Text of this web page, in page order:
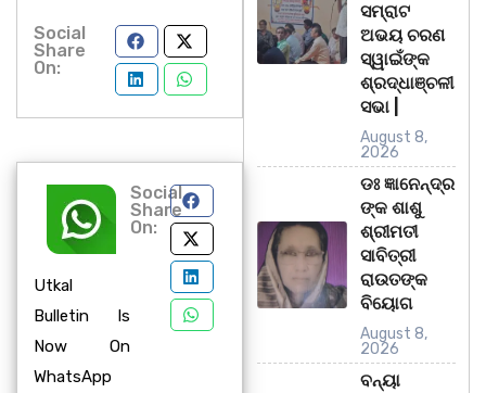
Social
Share
On:
Utkal
Bulletin Is
Now On
WhatsApp
Social
Share
On:
ସମ୍ରାଟ
ଅଭୟ ଚରଣ
ସ୍ୱାଇଁଙ୍କ
ଶ୍ରଦ୍ଧାଞ୍ଚଳୀ
ସଭା |
August 8,
2026
ଡଃ ଜ୍ଞାନେନ୍ଦ୍ର
ଙ୍କ ଶାଶୁ
ଶ୍ରୀମତୀ
ସାବିତ୍ରୀ
ରାଉତଙ୍କ
ବିୟୋଗ
August 8,
2026
ବନ୍ୟା